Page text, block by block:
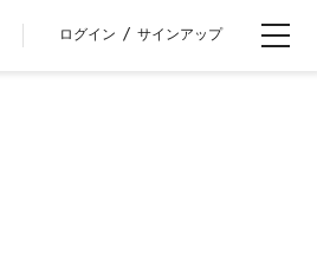
ログイン / サインアップ